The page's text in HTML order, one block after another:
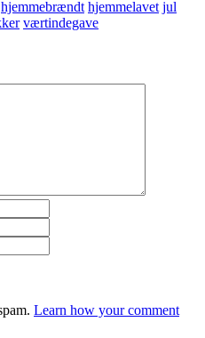
hjemmebrændt hjemmelavet jul
værtindegave
Learn how your comment